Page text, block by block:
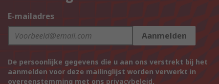
E-mailadres
Aanmelden
De persoonlijke gegevens die u aan ons verstrekt bij het
aanmelden voor deze mailinglijst worden verwerkt in
overeenstemming met ons privacybeleid.